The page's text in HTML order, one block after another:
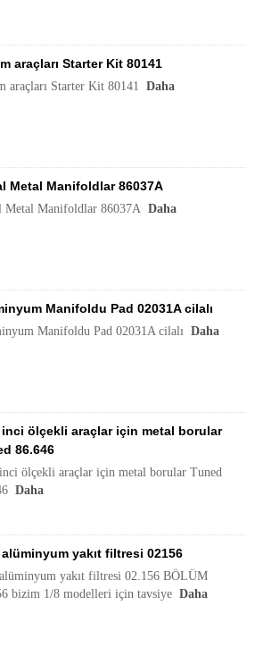
araçları Starter Kit 80141
araçları Starter Kit 80141 Daha
Metal Manifoldlar 86037A
Metal Manifoldlar 86037A Daha
Manifoldu Pad 02031A cilalı
Manifoldu Pad 02031A cilalı Daha
inci ölçekli araçlar için metal borular
86.646
ölçekli araçlar için metal borular Tuned
Daha
alüminyum yakıt filtresi 02156
yakıt filtresi 02.156 BÖLÜM
bizim 1/8 modelleri için tavsiye Daha